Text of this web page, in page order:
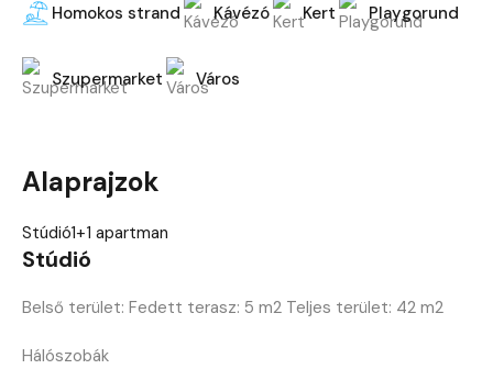
Homokos strand Kávézó Kert Playgorund
Szupermarket Város
Alaprajzok
Stúdió1+1 apartman
Stúdió
Belső terület: Fedett terasz: 5 m2 Teljes terület: 42 m2
Hálószobák